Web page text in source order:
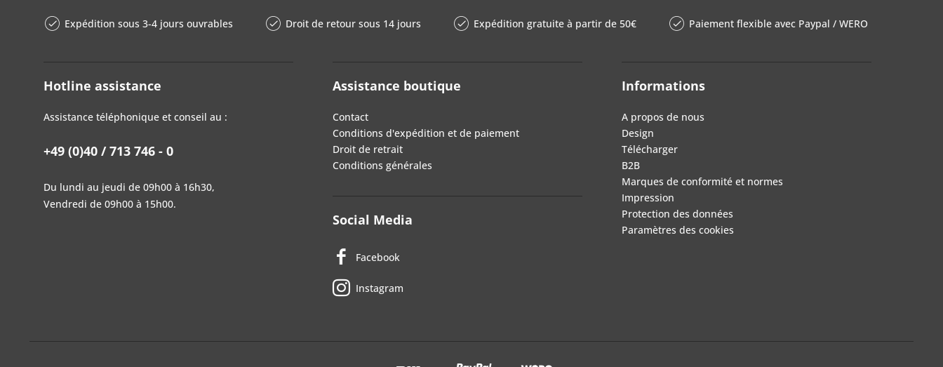
Expédition sous 3-4 jours ouvrables Droit de retour sous 14 jours Expédition gratuite à partir de 50€ Paiement flexible avec Paypal / WERO
Hotline assistance
Assistance téléphonique et conseil au :
+49 (0)40 / 713 746 - 0
Du lundi au jeudi de 09h00 à 16h30,
Vendredi de 09h00 à 15h00.
Assistance boutique
Contact
Conditions d'expédition et de paiement
Droit de retrait
Conditions générales
Social Media
Facebook
Instagram
Informations
A propos de nous
Design
Télécharger
B2B
Marques de conformité et normes
Impression
Protection des données
Paramètres des cookies